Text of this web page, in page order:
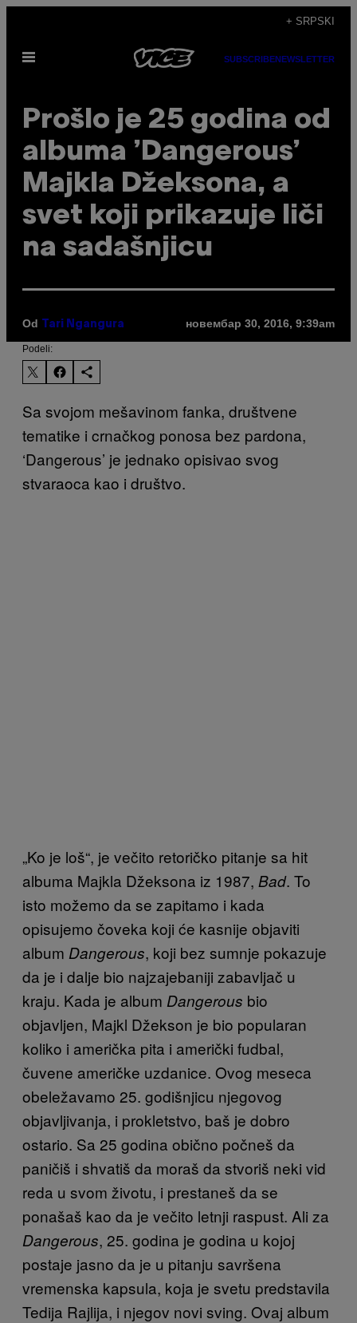
садржај
+ SRPSKI
Otvori
SUBSCRIBENEWSLETTER
​Prošlo je 25 godina od
albuma ’Dangerous’
Majkla Džeksona, a
svet koji prikazuje liči
na sadašnjicu
Od Tari Ngangura новембар 30, 2016, 9:39am
Podeli:
Sa svojom mešavinom fanka, društvene
tematike i crnačkog ponosa bez pardona,
‘Dangerous’ je jednako opisivao svog
stvaraoca kao i društvo.
„Ko je loš“, je večito retoričko pitanje sa hit
albuma Majkla Džeksona iz 1987, Bad. To
isto možemo da se zapitamo i kada
opisujemo čoveka koji će kasnije objaviti
album Dangerous, koji bez sumnje pokazuje
da je i dalje bio najzajebaniji zabavljač u
kraju. Kada je album Dangerous bio
objavljen, Majkl Džekson je bio popularan
koliko i američka pita i američki fudbal,
čuvene američke uzdanice. Ovog meseca
obeležavamo 25. godišnjicu njegovog
objavljivanja, i prokletstvo, baš je dobro
ostario. Sa 25 godina obično počneš da
paničiš i shvatiš da moraš da stvoriš neki vid
reda u svom životu, i prestaneš da se
ponašaš kao da je večito letnji raspust. Ali za
Dangerous, 25. godina je godina u kojoj
postaje jasno da je u pitanju savršena
vremenska kapsula, koja je svetu predstavila
Tedija Rajlija, i njegov novi sving. Ovaj album